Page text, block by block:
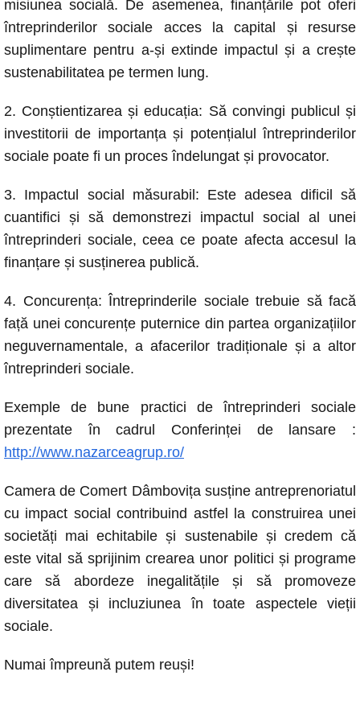
misiunea socială. De asemenea, finanțările pot oferi
întreprinderilor sociale acces la capital și resurse
suplimentare pentru a-și extinde impactul și a crește
sustenabilitatea pe termen lung.
2. Conștientizarea și educația: Să convingi publicul și
investitorii de importanța și potențialul întreprinderilor
sociale poate fi un proces îndelungat și provocator.
3. Impactul social măsurabil: Este adesea dificil să
cuantifici și să demonstrezi impactul social al unei
întreprinderi sociale, ceea ce poate afecta accesul la
finanțare și susținerea publică.
4. Concurența: Întreprinderile sociale trebuie să facă
față unei concurențe puternice din partea organizațiilor
neguvernamentale, a afacerilor tradiționale și a altor
întreprinderi sociale.
Exemple de bune practici de întreprinderi sociale
prezentate în cadrul Conferinței de lansare :
http://www.nazarceagrup.ro/
Camera de Comert Dâmbovița susține antreprenoriatul
cu impact social contribuind astfel la construirea unei
societăți mai echitabile și sustenabile și credem că
este vital să sprijinim crearea unor politici și programe
care să abordeze inegalitățile și să promoveze
diversitatea și incluziunea în toate aspectele vieții
sociale.
Numai împreună putem reuși!